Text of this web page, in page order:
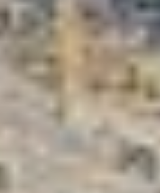
Ohje
English